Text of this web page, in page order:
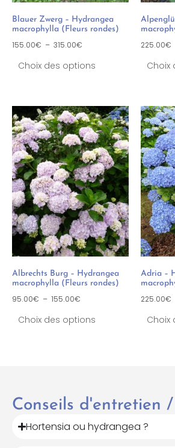
Blauer Zwerg – Hydrangea
macrophylla (Fleurs rondes)
155.00€ – 315.00€
Choix des options
225.00€
Choix
Albrechts Burg – Hydrangea
macrophylla (Fleurs rondes)
95.00€ – 155.00€
Choix des options
Adria –
225.00€
Choix
Conseils d'entretien
Hortensia ou hydrangea ?